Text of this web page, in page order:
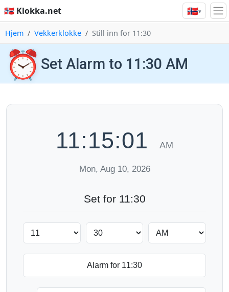
🇳🇴 Klokka.net 🇳🇴▾
Hjem Vekkerklokke Still inn for 11:30
⏰ Set Alarm to 11:30 AM
11:15:01 AM
Mon, Aug 10, 2026
Set for 11:30